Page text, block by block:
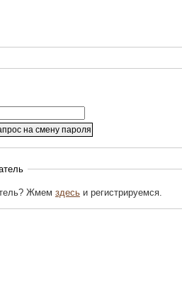
Жмем здесьи регистрируемся.